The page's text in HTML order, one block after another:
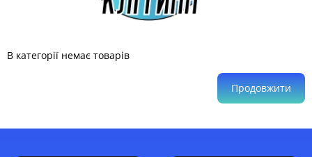
В категорії немає товарів
Продовжити